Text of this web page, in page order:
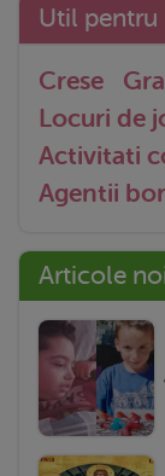
Util
Crese
Locuri de
Activitati
Agentii
Articole